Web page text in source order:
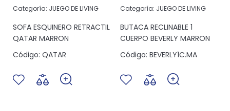
Categoría: JUEGO DE LIVING
SOFA ESQUINERO RETRACTIL
QATAR MARRON
Código: QATAR
Categoría: JUEGO DE LIVING
BUTACA RECLINABLE 1
CUERPO BEVERLY MARRON
Código: BEVERLY1C.MA